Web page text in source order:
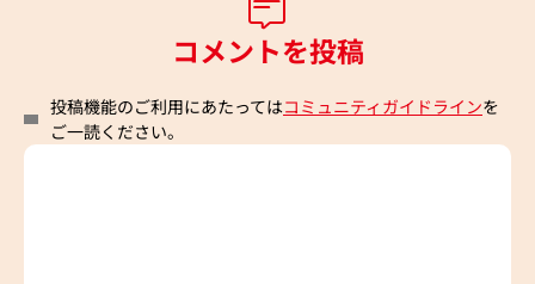
コメントを投稿
投稿機能のご利用にあたってはコミュニティガイドラインを
ご一読ください。